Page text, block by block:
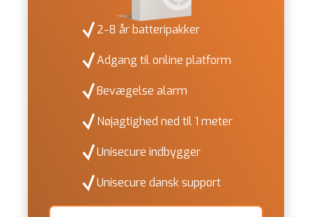
2-8 år batteripakker
Adgang til online platform
Bevægelse alarm
Nøjagtighed ned til 1 meter
Unisecure indbygger
Unisecure dansk support